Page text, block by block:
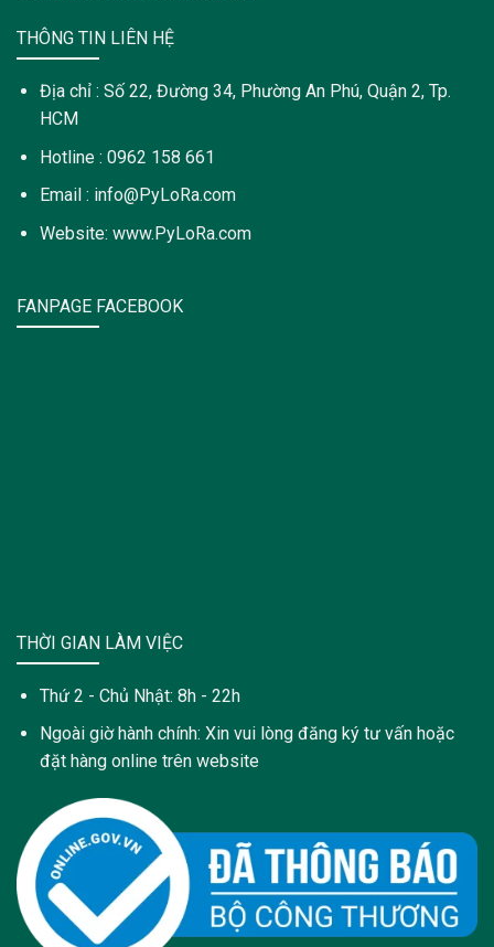
THÔNG TIN LIÊN HỆ
Địa chỉ : Số 22, Đường 34, Phường An Phú, Quận 2, Tp.
HCM
Hotline : 0962 158 661
Email : info@PyLoRa.com
Website: www.PyLoRa.com
FANPAGE FACEBOOK
THỜI GIAN LÀM VIỆC
Thứ 2 - Chủ Nhật: 8h - 22h
Ngoài giờ hành chính: Xin vui lòng đăng ký tư vấn hoặc
đặt hàng online trên website